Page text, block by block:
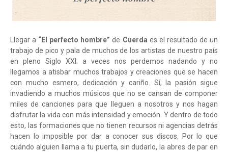
Llegar a “El perfecto hombre” de Cuerda es el resultado de un
trabajo de pico y pala de muchos de los artistas de nuestro país
en pleno Siglo XXI; a veces nos perdemos nadando y no
llegamos a atisbar muchos trabajos y creaciones que se hacen
con mucho esmero, dedicación y cariño. Sí, la pasión sigue
invadiendo a muchos músicos que no se cansan de componer
miles de canciones para que lleguen a nosotros y nos hagan
disfrutar la vida con más intensidad y emoción. Y dentro de todo
esto, las formaciones que no tienen recursos ni agencias detrás
hacen lo imposible por dar a conocer sus discos. Por lo que
cuándo alguien llama a tu puerta, sin dudarlo, la abres de par en